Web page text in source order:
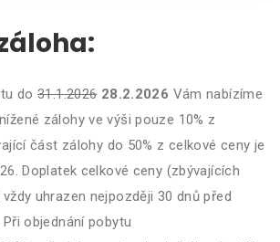
do 31.1.2026 28.2.2026 Vám nabízíme
zálohy ve výši pouze 10% z
část zálohy do 50% z celkové ceny je
Doplatek celkové ceny (zbývajících
uhrazen nejpozději 30 dnů před
objednání pobytu